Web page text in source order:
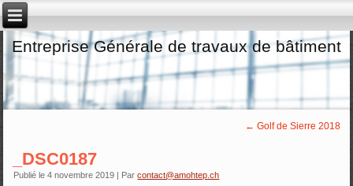
Entreprise Générale de travaux de bâtiment
← Golf de Sierre 2018
_DSC0187
Publié le 4 novembre 2019 | Par contact@amohtep.ch